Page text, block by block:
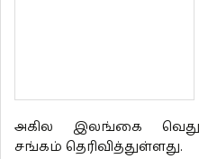
அகில இலங்கை
சங்கம் தெரிவித்துள்ளது.